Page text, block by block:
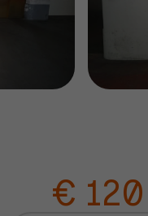
€ 120